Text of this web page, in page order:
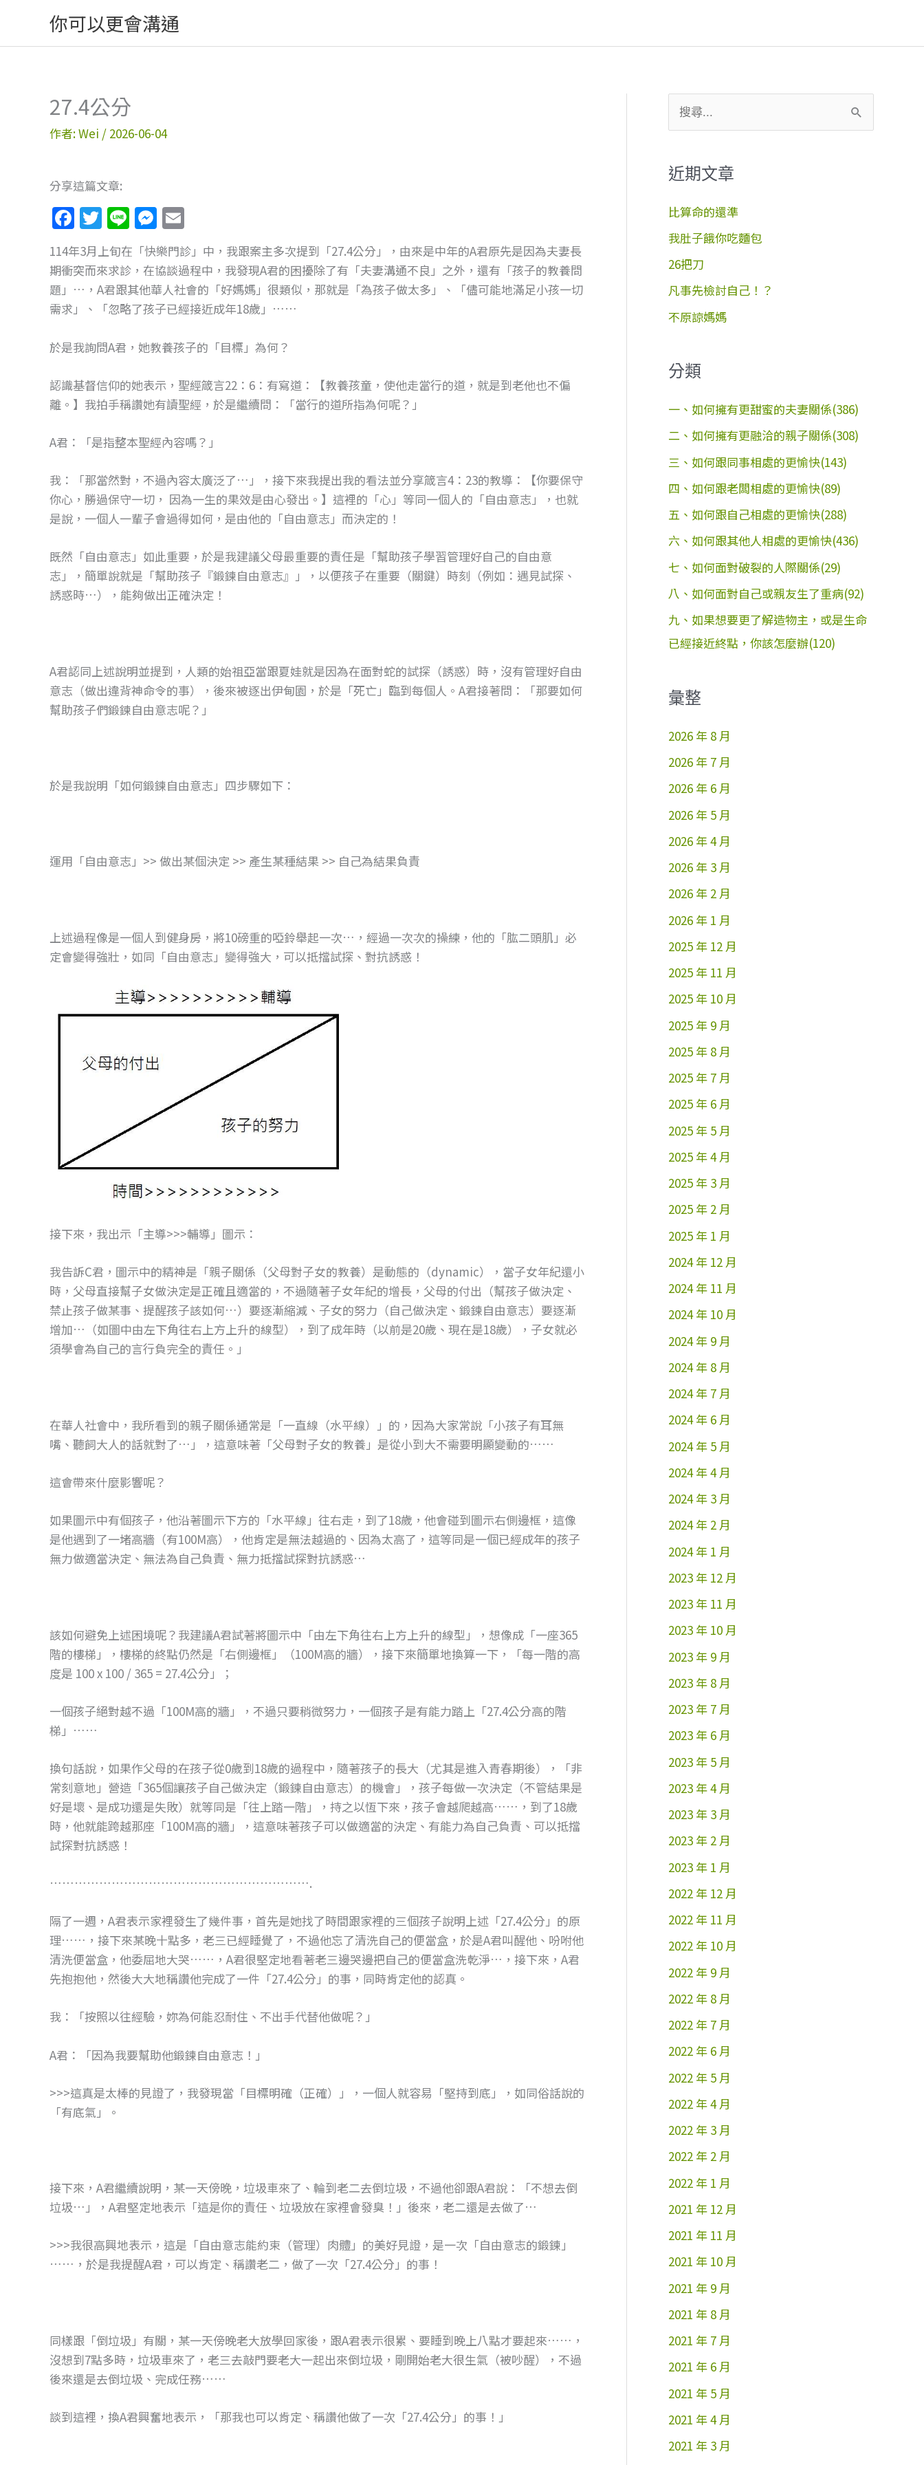
主
你可以更會溝通
27.4公分
作者:Wei / 2026-06-04
分享這篇文章:
F
a
c
e
b
o
k
T
w
itt
er
Li
n
e
M
e
ss
e
n
er
m
ai
l
114年3月上旬在「快樂門診」中，我跟案主多次提到「27.4公分」，由來是中年的A君原先是因為夫妻長
期衝突而來求診，在協談過程中，我發現A君的困擾除了有「夫妻溝通不良」之外，還有「孩子的教養問
題」…，A君跟其他華人社會的「好媽媽」很類似，那就是「為孩子做太多」、「儘可能地滿足小孩一切
需求」、「忽略了孩子已經接近成年18歲」……
於是我詢問A君，她教養孩子的「目標」為何？
認識基督信仰的她表示，聖經箴言22：6：有寫道：【教養孩童，使他走當行的道，就是到老他也不偏
離。】我拍手稱讚她有讀聖經，於是繼續問：「當行的道所指為何呢？」
A君：「是指整本聖經內容嗎？」
我：「那當然對，不過內容太廣泛了…」，接下來我提出我的看法並分享箴言4：23的教導：【你要保守
你心，勝過保守一切， 因為一生的果效是由心發出。】這裡的「心」等同一個人的「自由意志」，也就
是說，一個人一輩子會過得如何，是由他的「自由意志」而決定的！
既然「自由意志」如此重要，於是我建議父母最重要的責任是「幫助孩子學習管理好自己的自由意
志」，簡單說就是「幫助孩子『鍛鍊自由意志』」，以便孩子在重要（關鍵）時刻（例如：遇見試探、
誘惑時…），能夠做出正確決定！
A君認同上述說明並提到，人類的始祖亞當跟夏娃就是因為在面對蛇的試探（誘惑）時，沒有管理好自由
意志（做出違背神命令的事），後來被逐出伊甸園，於是「死亡」臨到每個人。A君接著問：「那要如何
幫助孩子們鍛鍊自由意志呢？」
於是我說明「如何鍛鍊自由意志」四步驟如下：
運用「自由意志」>> 做出某個決定 >> 產生某種結果 >> 自己為結果負責
上述過程像是一個人到健身房，將10磅重的啞鈴舉起一次…，經過一次次的操練，他的「肱二頭肌」必
定會變得強壯，如同「自由意志」變得強大，可以抵擋試探、對抗誘惑！
接下來，我出示「主導>>>輔導」圖示：
我告訴C君，圖示中的精神是「親子關係（父母對子女的教養）是動態的（dynamic），當子女年紀還小
時，父母直接幫子女做決定是正確且適當的，不過隨著子女年紀的增長，父母的付出（幫孩子做決定、
禁止孩子做某事、提醒孩子該如何…）要逐漸縮減、子女的努力（自己做決定、鍛鍊自由意志）要逐漸
增加…（如圖中由左下角往右上方上升的線型），到了成年時（以前是20歲、現在是18歲），子女就必
須學會為自己的言行負完全的責任。」
在華人社會中，我所看到的親子關係通常是「一直線（水平線）」的，因為大家常說「小孩子有耳無
嘴、聽飼大人的話就對了…」，這意味著「父母對子女的教養」是從小到大不需要明顯變動的……
這會帶來什麼影響呢？
如果圖示中有個孩子，他沿著圖示下方的「水平線」往右走，到了18歲，他會碰到圖示右側邊框，這像
是他遇到了一堵高牆（有100M高），他肯定是無法越過的、因為太高了，這等同是一個已經成年的孩子
無力做適當決定、無法為自己負責、無力抵擋試探對抗誘惑…
該如何避免上述困境呢？我建議A君試著將圖示中「由左下角往右上方上升的線型」，想像成「一座365
階的樓梯」，樓梯的終點仍然是「右側邊框」（100M高的牆），接下來簡單地換算一下，「每一階的高
度是 100 x 100 / 365 = 27.4公分」；
一個孩子絕對越不過「100M高的牆」，不過只要稍微努力，一個孩子是有能力踏上「27.4公分高的階
梯」……
換句話說，如果作父母的在孩子從0歲到18歲的過程中，隨著孩子的長大（尤其是進入青春期後），「非
常刻意地」營造「365個讓孩子自己做決定（鍛鍊自由意志）的機會」，孩子每做一次決定（不管結果是
好是壞、是成功還是失敗）就等同是「往上踏一階」，持之以恆下來，孩子會越爬越高……，到了18歲
時，他就能跨越那座「100M高的牆」，這意味著孩子可以做適當的決定、有能力為自己負責、可以抵擋
試探對抗誘惑！
……………………………………………………….
隔了一週，A君表示家裡發生了幾件事，首先是她找了時間跟家裡的三個孩子說明上述「27.4公分」的原
理……，接下來某晚十點多，老三已經睡覺了，不過他忘了清洗自己的便當盒，於是A君叫醒他、吩咐他
清洗便當盒，他委屈地大哭……，A君很堅定地看著老三邊哭邊把自己的便當盒洗乾淨…，接下來，A君
先抱抱他，然後大大地稱讚他完成了一件「27.4公分」的事，同時肯定他的認真。
我：「按照以往經驗，妳為何能忍耐住、不出手代替他做呢？」
A君：「因為我要幫助他鍛鍊自由意志！」
>>>這真是太棒的見證了，我發現當「目標明確（正確）」，一個人就容易「堅持到底」，如同俗話說的
「有底氣」。
接下來，A君繼續說明，某一天傍晚，垃圾車來了、輪到老二去倒垃圾，不過他卻跟A君說：「不想去倒
垃圾…」，A君堅定地表示「這是你的責任、垃圾放在家裡會發臭！」後來，老二還是去做了…
>>>我很高興地表示，這是「自由意志能約束（管理）肉體」的美好見證，是一次「自由意志的鍛鍊」
……，於是我提醒A君，可以肯定、稱讚老二，做了一次「27.4公分」的事！
同樣跟「倒垃圾」有關，某一天傍晚老大放學回家後，跟A君表示很累、要睡到晚上八點才要起來……，
沒想到7點多時，垃圾車來了，老三去敲門要老大一起出來倒垃圾，剛開始老大很生氣（被吵醒），不過
後來還是去倒垃圾、完成任務……
談到這裡，換A君興奮地表示，「那我也可以肯定、稱讚他做了一次「27.4公分」的事！」
尋
鍵
字
:
近期文章
比算命的還準
我肚子餓你吃麵包
26把刀
凡事先檢討自己！？
不原諒媽媽
分類
一、如何擁有更甜蜜的夫妻關係(386)
二、如何擁有更融洽的親子關係(308)
三、如何跟同事相處的更愉快(143)
四、如何跟老闆相處的更愉快(89)
五、如何跟自己相處的更愉快(288)
六、如何跟其他人相處的更愉快(436)
七、如何面對破裂的人際關係(29)
八、如何面對自己或親友生了重病(92)
九、如果想要更了解造物主，或是生命
已經接近終點，你該怎麼辦(120)
彙整
2026 年 8 月
2026 年 7 月
2026 年 6 月
2026 年 5 月
2026 年 4 月
2026 年 3 月
2026 年 2 月
2026 年 1 月
2025 年 12 月
2025 年 11 月
2025 年 10 月
2025 年 9 月
2025 年 8 月
2025 年 7 月
2025 年 6 月
2025 年 5 月
2025 年 4 月
2025 年 3 月
2025 年 2 月
2025 年 1 月
2024 年 12 月
2024 年 11 月
2024 年 10 月
2024 年 9 月
2024 年 8 月
2024 年 7 月
2024 年 6 月
2024 年 5 月
2024 年 4 月
2024 年 3 月
2024 年 2 月
2024 年 1 月
2023 年 12 月
2023 年 11 月
2023 年 10 月
2023 年 9 月
2023 年 8 月
2023 年 7 月
2023 年 6 月
2023 年 5 月
2023 年 4 月
2023 年 3 月
2023 年 2 月
2023 年 1 月
2022 年 12 月
2022 年 11 月
2022 年 10 月
2022 年 9 月
2022 年 8 月
2022 年 7 月
2022 年 6 月
2022 年 5 月
2022 年 4 月
2022 年 3 月
2022 年 2 月
2022 年 1 月
2021 年 12 月
2021 年 11 月
2021 年 10 月
2021 年 9 月
2021 年 8 月
2021 年 7 月
2021 年 6 月
2021 年 5 月
2021 年 4 月
2021 年 3 月